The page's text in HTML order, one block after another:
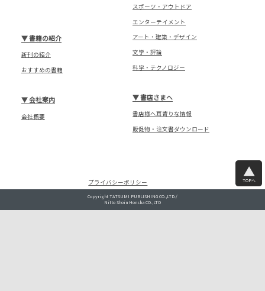
スポーツ・アウトドア
エンターテイメント
アート・建築・デザイン
文学・評論
科学・テクノロジー
▼書籍の紹介
新刊の紹介
おすすめの書籍
▼書店さまへ
書店様へ耳寄りな情報
販促物・注文書ダウンロード
▼会社案内
会社概要
プライバシーポリシー TOPへ
Copyright TATSUMI PUBLISHING CO.,LTD./
Nitto Shoin Honsha CO.,LTD